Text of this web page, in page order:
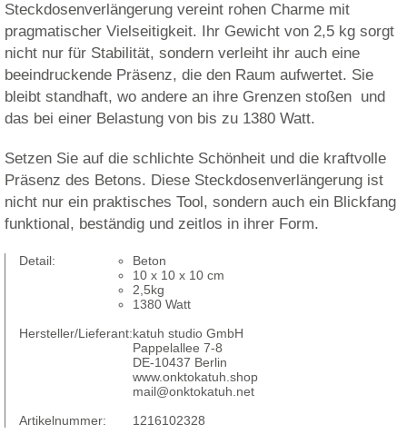
Steckdosenverlängerung vereint rohen Charme mit
pragmatischer Vielseitigkeit. Ihr Gewicht von 2,5 kg sorgt
nicht nur für Stabilität, sondern verleiht ihr auch eine
beeindruckende Präsenz, die den Raum aufwertet. Sie
bleibt standhaft, wo andere an ihre Grenzen stoßen  und
das bei einer Belastung von bis zu 1380 Watt.
Setzen Sie auf die schlichte Schönheit und die kraftvolle
Präsenz des Betons. Diese Steckdosenverlängerung ist
nicht nur ein praktisches Tool, sondern auch ein Blickfang 
funktional, beständig und zeitlos in ihrer Form.
Detail:
Beton
10 x 10 x 10 cm
2,5kg
1380 Watt
Hersteller/Lieferant:katuh studio GmbH
Pappelallee 7-8
DE-10437 Berlin
www.onktokatuh.shop
mail@onktokatuh.net
Artikelnummer:
1216102328